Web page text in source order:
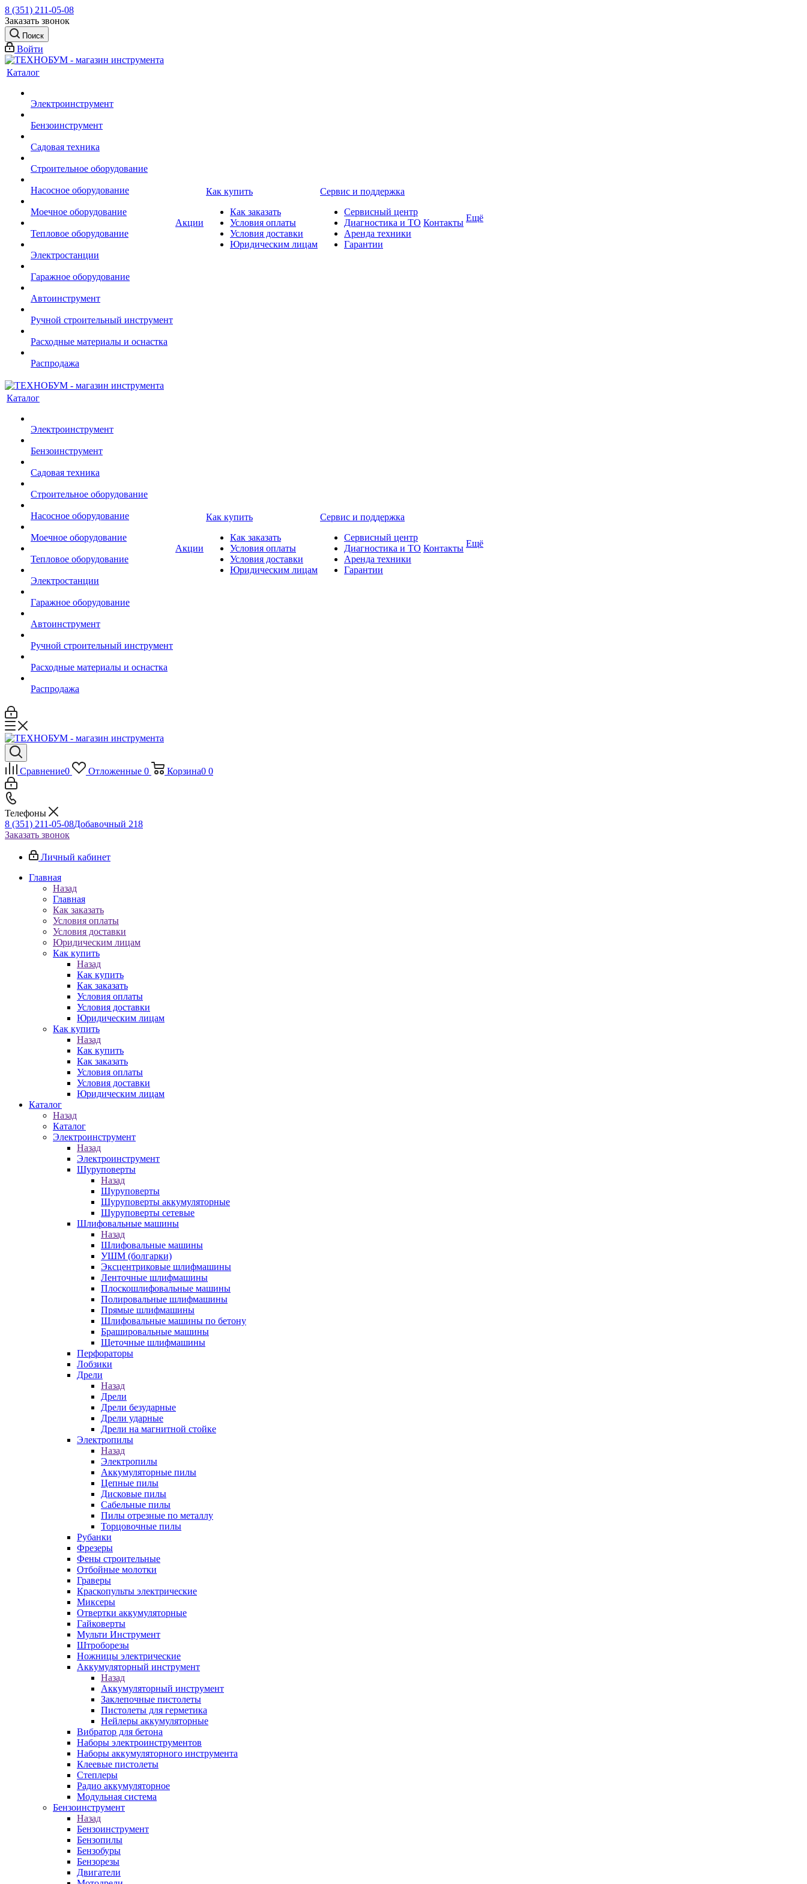
8 (351) 211-05-08
Заказать звонок
Поиск
Войти
Каталог
Электроинструмент
Бензоинструмент
Садовая техника
Строительное оборудование
Насосное оборудование
Моечное оборудование
Тепловое оборудование
Электростанции
Гаражное оборудование
Автоинструмент
Ручной строительный инструмент
Расходные материалы и оснастка
Распродажа
Акции
Как купить
Как заказать
Условия оплаты
Условия доставки
Юридическим лицам
Сервис и поддержка
Сервисный центр
Диагностика и ТО
Аренда техники
Гарантии
Контакты Ещё
Каталог
Электроинструмент
Бензоинструмент
Садовая техника
Строительное оборудование
Насосное оборудование
Моечное оборудование
Тепловое оборудование
Электростанции
Гаражное оборудование
Автоинструмент
Ручной строительный инструмент
Расходные материалы и оснастка
Распродажа
Акции
Как купить
Как заказать
Условия оплаты
Условия доставки
Юридическим лицам
Сервис и поддержка
Сервисный центр
Диагностика и ТО
Аренда техники
Гарантии
Контакты Ещё
Сравнение0 Отложенные 0 Корзина0 0
Телефоны
8 (351) 211-05-08Добавочный 218
Заказать звонок
Личный кабинет
Главная
Назад
Главная
Как заказать
Условия оплаты
Условия доставки
Юридическим лицам
Как купить
Назад
Как купить
Как заказать
Условия оплаты
Условия доставки
Юридическим лицам
Как купить
Назад
Как купить
Как заказать
Условия оплаты
Условия доставки
Юридическим лицам
Каталог
Назад
Каталог
Электроинструмент
Назад
Электроинструмент
Шуруповерты
Назад
Шуруповерты
Шуруповерты аккумуляторные
Шуруповерты сетевые
Шлифовальные машины
Назад
Шлифовальные машины
УШМ (болгарки)
Эксцентриковые шлифмашины
Ленточные шлифмашины
Плоскошлифовальные машины
Полировальные шлифмашины
Прямые шлифмашины
Шлифовальные машины по бетону
Брашировальные машины
Щеточные шлифмашины
Перфораторы
Лобзики
Дрели
Назад
Дрели
Дрели безударные
Дрели ударные
Дрели на магнитной стойке
Электропилы
Назад
Электропилы
Аккумуляторные пилы
Цепные пилы
Дисковые пилы
Сабельные пилы
Пилы отрезные по металлу
Торцовочные пилы
Рубанки
Фрезеры
Фены строительные
Отбойные молотки
Граверы
Краскопульты электрические
Миксеры
Отвертки аккумуляторные
Гайковерты
Мульти Инструмент
Штроборезы
Ножницы электрические
Аккумуляторный инструмент
Назад
Аккумуляторный инструмент
Заклепочные пистолеты
Пистолеты для герметика
Нейлеры аккумуляторные
Вибратор для бетона
Наборы электроинструментов
Наборы аккумуляторного инструмента
Клеевые пистолеты
Степлеры
Радио аккумуляторное
Модульная система
Бензоинструмент
Назад
Бензоинструмент
Бензопилы
Бензобуры
Бензорезы
Двигатели